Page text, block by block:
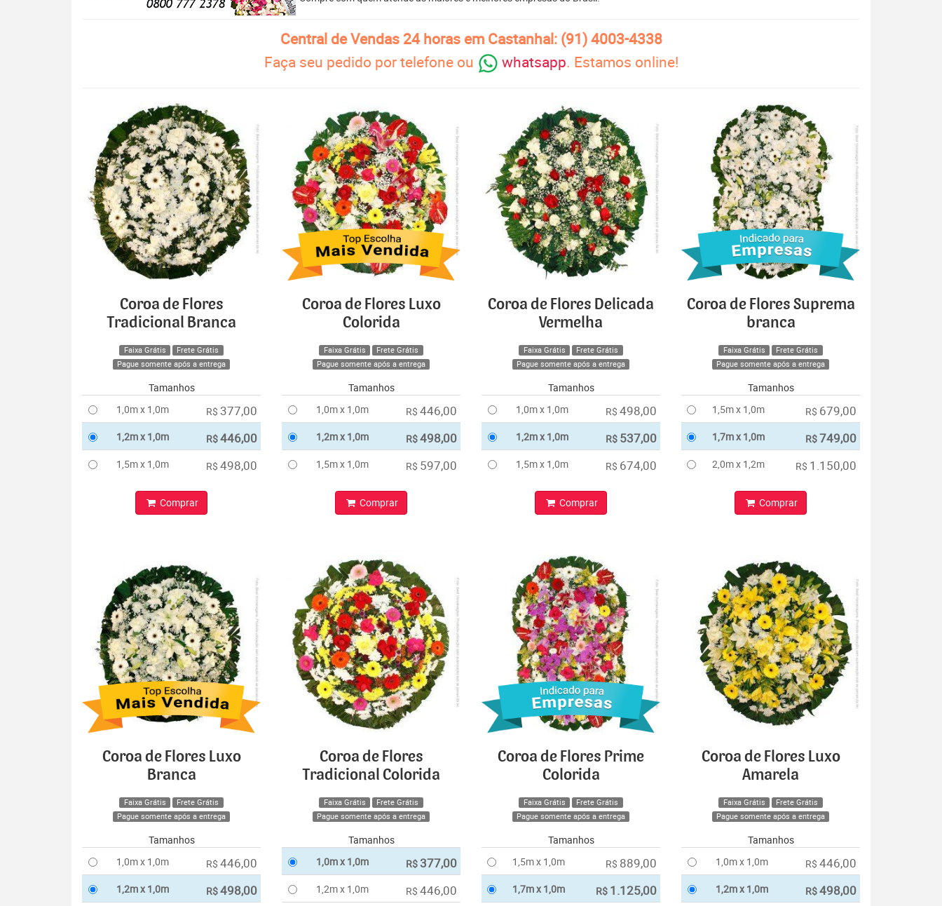
Central de Vendas 24 horas em Castanhal: (91) 4003-4338
Faça seu pedido por telefone ou
whatsapp. Estamos online!
Coroa de Flores
Tradicional Branca
Faixa Grátis
Frete Grátis
Pague somente após a entrega
Tamanhos
1,0m x 1,0m
R$ 377,00
1,2m x 1,0m R$446,00
1,5m x 1,0m R$ 498,00
Comprar
Coroa de Flores Luxo
Colorida
Faixa Grátis
Frete Grátis
Pague somente após a entrega
Tamanhos
1,0m x 1,0m
R$ 446,00
1,2m x 1,0m R$498,00
1,5m x 1,0m R$ 597,00
Comprar
Coroa de Flores Delicada
Vermelha
Faixa Grátis
Frete Grátis
Pague somente após a entrega
Tamanhos
1,0m x 1,0m
R$ 498,00
1,2m x 1,0m R$ 537,00
1,5m x 1,0m R$ 674,00
Comprar
Coroa de Flores Suprema
branca
Faixa Grátis
Frete Grátis
Pague somente após a entrega
Tamanhos
1,5m x 1,0m
R$ 679,00
1,7m x 1,0m R$749,00
2,0m x 1,2m R$ 1.150,00
Comprar
Coroa de Flores Luxo
Branca
Faixa Grátis
Frete Grátis
Pague somente após a entrega
Tamanhos
1,0m x 1,0m
R$ 446,00
1,2m x 1,0m R$498,00
Coroa de Flores
Tradicional Colorida
Faixa Grátis
Frete Grátis
Pague somente após a entrega
Tamanhos
1,0m x 1,0m
R$ 377,00
1,2m x 1,0m R$ 446,00
Coroa de Flores Prime
Colorida
Faixa Grátis
Frete Grátis
Pague somente após a entrega
Tamanhos
1,5m x 1,0m
R$ 889,00
1,7m x 1,0m R$ 1.125,00
Coroa de Flores Luxo
Amarela
Faixa Grátis
Frete Grátis
Pague somente após a entrega
Tamanhos
1,0m x 1,0m
R$ 446,00
1,2m x 1,0m R$498,00